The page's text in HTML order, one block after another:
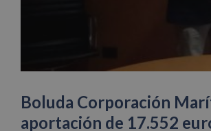
Boluda Corporación
aportación de 17.552